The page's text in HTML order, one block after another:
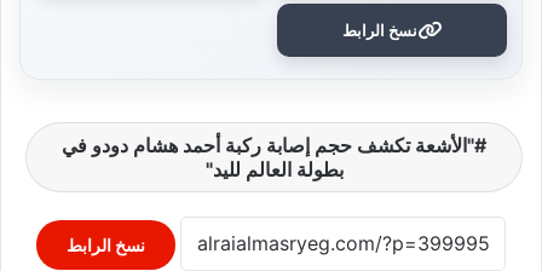
نسخ الرابط
"الأشعة تكشف حجم إصابة ركبة أحمد هشام دودو في
بطولة العالم لليد"
نسخ الرابط